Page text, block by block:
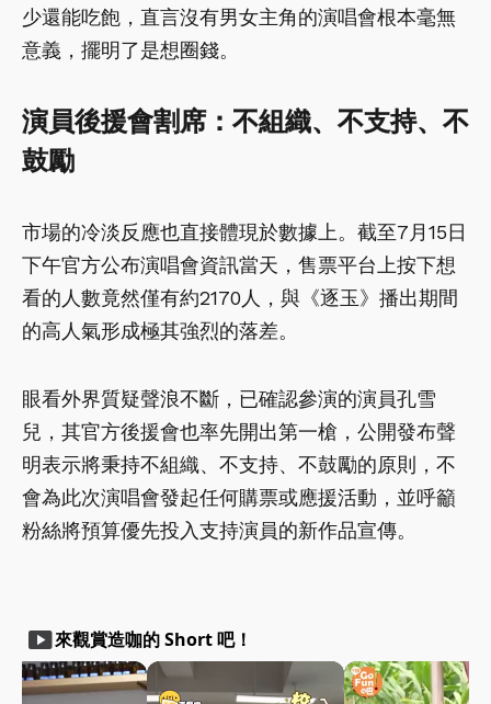
少還能吃飽，直言沒有男女主角的演唱會根本毫無
意義，擺明了是想圈錢。
演員後援會割席：不組織、不支持、不
鼓勵
市場的冷淡反應也直接體現於數據上。截至7月15日
下午官方公布演唱會資訊當天，售票平台上按下想
看的人數竟然僅有約2170人，與《逐玉》播出期間
的高人氣形成極其強烈的落差。
眼看外界質疑聲浪不斷，已確認參演的演員孔雪
兒，其官方後援會也率先開出第一槍，公開發布聲
明表示將秉持不組織、不支持、不鼓勵的原則，不
會為此次演唱會發起任何購票或應援活動，並呼籲
粉絲將預算優先投入支持演員的新作品宣傳。
smart_display來觀賞造咖的 Short 吧！